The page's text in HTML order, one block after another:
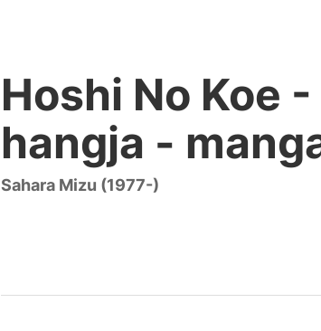
Hoshi No Koe
hangja -
Sahara Mizu (1977-)